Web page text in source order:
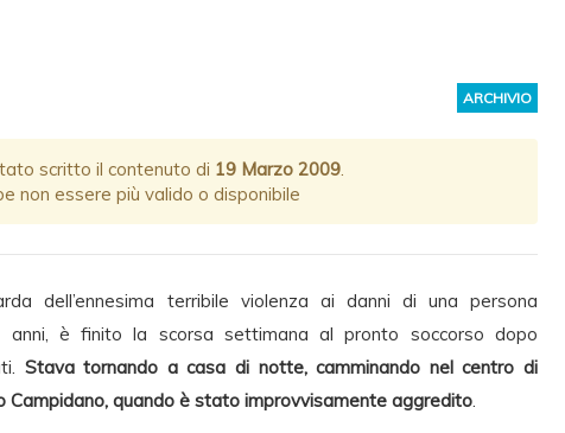
ARCHIVIO
scritto il contenuto di 19 Marzo 2009.
non essere più valido o disponibile
dell’ennesima terribile violenza ai danni di una persona
anni, è finito la scorsa settimana al pronto soccorso dopo
Stava tornando a casa di notte, camminando nel centro di
Campidano, quando è stato improvvisamente aggredito.